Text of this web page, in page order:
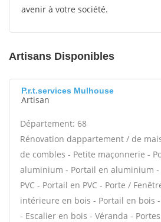
avenir à votre société.
Artisans Disponibles
P.r.t.services Mulhouse
Artisan
Département: 68
Rénovation dappartement / de
de combles - Petite maçonnerie -
aluminium - Portail en aluminium -
PVC - Portail en PVC - Porte /
intérieure en bois - Portail en bois
- Escalier en bois - Véranda -